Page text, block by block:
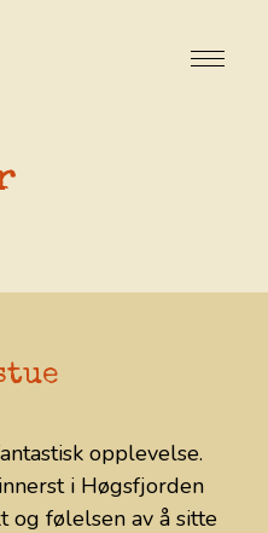
opplevelse.
i Høgsfjorden
og følelsen av å sitte